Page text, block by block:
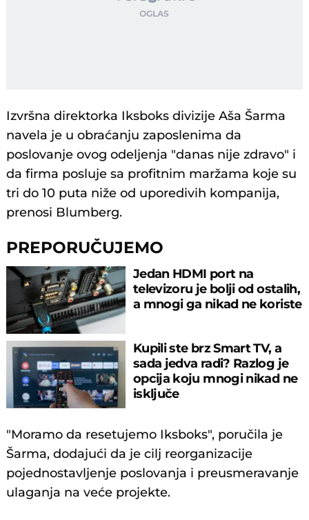
Izvršna direktorka Iksboks divizije Aša Šarma
navela je u obraćanju zaposlenima da
poslovanje ovog odeljenja "danas nije zdravo" i
da firma posluje sa profitnim maržama koje su
tri do 10 puta niže od uporedivih kompanija,
prenosi Blumberg.
PREPORUČUJEMO
Jedan HDMI port na
televizoru je bolji od ostalih,
a mnogi ga nikad ne koriste
Kupili ste brz Smart TV, a
sada jedva radi? Razlog je
opcija koju mnogi nikad ne
isključe
"Moramo da resetujemo Iksboks", poručila je
Šarma, dodajući da je cilj reorganizacije
pojednostavljenje poslovanja i preusmeravanje
ulaganja na veće projekte.